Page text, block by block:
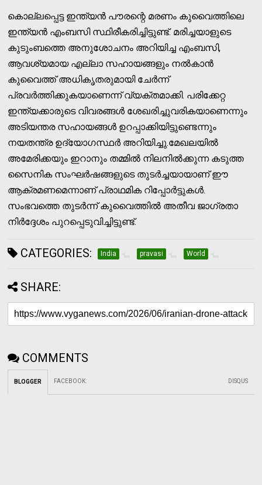
കൊല്ലപ്പെട്ട ഇന്ത്യൻ പൗരന്റെ മരണം കുവൈത്തിലെ
ഇന്ത്യൻ എംബസി സ്ഥിരീകരിച്ചിട്ടുണ്ട്. മരിച്ചയാളുടെ
കുടുംബത്തെ അനുശോചനം അറിയിച്ച എംബസി,
ആവശ്യമായ എല്ലാ സഹായങ്ങളും നൽകാൻ
കുവൈത്ത് അധികൃതരുമായി ചേർന്ന്
പ്രവർത്തിക്കുകയാണെന്ന് വ്യക്തമാക്കി. പരിക്കേറ്റ
ഇന്ത്യക്കാരുടെ വിവരങ്ങൾ ശേഖരിച്ചുവരികയാണെന്നും
അടിയന്തര സഹായങ്ങൾ ഉറപ്പാക്കിയിട്ടുണ്ടെന്നും
നയതന്ത്ര ഉദ്യോഗസ്ഥർ അറിയിച്ചു.മേഖലയിൽ
അമേരിക്കയും ഇറാനും തമ്മിൽ നിലനിൽക്കുന്ന കടുത്ത
സൈനിക സംഘർഷങ്ങളുടെ തുടർച്ചയായാണ് ഈ
ആക്രമണമെന്നാണ് പ്രാഥമിക റിപ്പോർട്ടുകൾ.
സംഭവത്തെ തുടർന്ന് കുവൈത്തിൽ അതീവ ജാഗ്രതാ
നിർദ്ദേശം പുറപ്പെടുവിച്ചിട്ടുണ്ട്.
CATEGORIES: India pravasi World
SHARE:
COMMENTS
BLOGGER FACEBOOK: DISQUS